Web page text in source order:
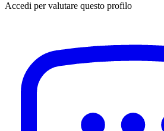
Accedi per valutare questo profilo